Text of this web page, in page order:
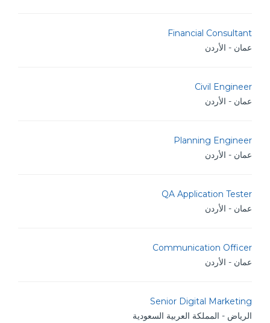
Financial Consultant
عمان - الأردن
Civil Engineer
عمان - الأردن
Planning Engineer
عمان - الأردن
QA Application Tester
عمان - الأردن
Communication Officer
عمان - الأردن
Senior Digital Marketing
الرياض - المملكة العربية السعودية